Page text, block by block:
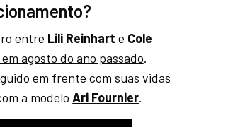
entre Lili Reinhart e Cole
agosto do ano passado.
em frente com suas vidas
a modeloAri Fournier.